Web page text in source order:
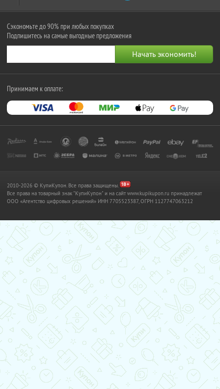
Сэкономьте до 90% при любых покупках
Подпишитесь на самые выгодные предложения
Принимаем к оплате:
2010-2026 © КупиКупон. Все права защищены.
Все права на товарный знак "КупиКупон" и на сайт www.kupikupon.ru принадлежат
OOO «Агентство цифровых решений» ИНН 7705523387, ОГРН 1127747063212